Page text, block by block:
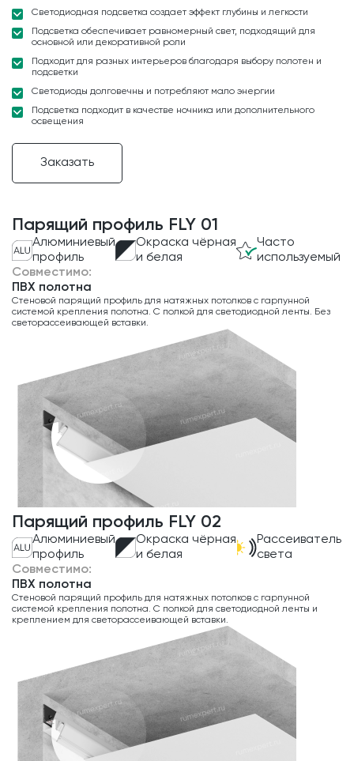
Светодиодная подсветка создает эффект глубины и легкости
Подсветка обеспечивает равномерный свет, подходящий для
основной или декоративной роли
Подходит для разных интерьеров благодаря выбору полотен и
подсветки
Светодиоды долговечны и потребляют мало энергии
Подсветка подходит в качестве ночника или дополнительного
освещения
Заказать
Парящий профиль FLY 01
Алюминиевый
профиль
Окраска чёрная
и белая
Часто
используемый
Совместимо:
ПВХ полотна
Стеновой парящий профиль для натяжных потолков с гарпунной
системой крепления полотна. С полкой для светодиодной ленты. Без
светорассеивающей вставки.
Парящий профиль FLY 02
Алюминиевый
профиль
Окраска чёрная
и белая
Рассеиватель
света
Совместимо:
ПВХ полотна
Стеновой парящий профиль для натяжных потолков с гарпунной
системой крепления полотна. С полкой для светодиодной ленты и
креплением для светорассеивающей вставки.